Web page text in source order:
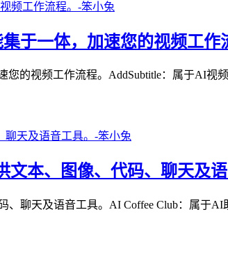
一体，加速您的视频工作
的视频工作流程。AddSubtitle：属于AI
本、图像、代码、聊天及语
聊天及语音工具。AI Coffee Club：属于